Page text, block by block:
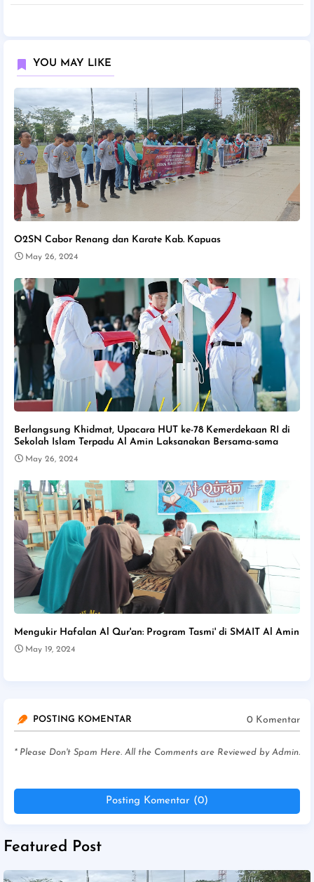
YOU MAY LIKE
O2SN Cabor Renang dan Karate Kab. Kapuas
May 26, 2024
Berlangsung Khidmat, Upacara HUT ke-78 Kemerdekaan RI di
Sekolah Islam Terpadu Al Amin Laksanakan Bersama-sama
May 26, 2024
Mengukir Hafalan Al Qur'an: Program Tasmi' di SMAIT Al Amin
May 19, 2024
POSTING KOMENTAR 0 Komentar
* Please Don't Spam Here. All the Comments are Reviewed by Admin.
Posting Komentar (0)
Featured Post